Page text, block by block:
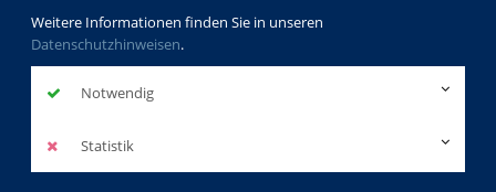
Weitere Informationen finden Sie in unseren
Datenschutzhinweisen.
Notwendig
Statistik